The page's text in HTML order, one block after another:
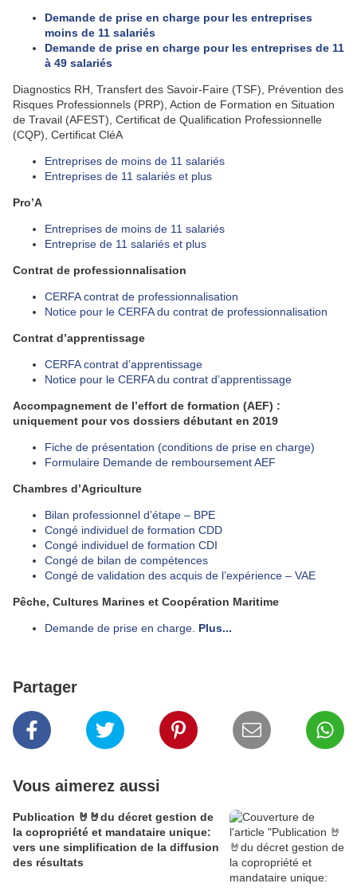
Demande de prise en charge pour les entreprises
moins de 11 salariés
Demande de prise en charge pour les entreprises de 11
à 49 salariés
Diagnostics RH, Transfert des Savoir-Faire (TSF), Prévention des
Risques Professionnels (PRP), Action de Formation en Situation
de Travail (AFEST), Certificat de Qualification Professionnelle
(CQP), Certificat CléA
Entreprises de moins de 11 salariés
Entreprises de 11 salariés et plus
Pro’A
Entreprises de moins de 11 salariés
Entreprise de 11 salariés et plus
Contrat de professionnalisation
CERFA contrat de professionnalisation
Notice pour le CERFA du contrat de professionnalisation
Contrat d’apprentissage
CERFA contrat d’apprentissage
Notice pour le CERFA du contrat d’apprentissage
Accompagnement de l’effort de formation (AEF) :
uniquement pour vos dossiers débutant en 2019
Fiche de présentation (conditions de prise en charge)
Formulaire Demande de remboursement AEF
Chambres d’Agriculture
Bilan professionnel d’étape – BPE
Congé individuel de formation CDD
Congé individuel de formation CDI
Congé de bilan de compétences
Congé de validation des acquis de l’expérience – VAE
Pêche, Cultures Marines et Coopération Maritime
Demande de prise en charge Plus...
Partager
Vous aimerez aussi
Publication 🤘🤘du décret gestion de
la copropriété et mandataire unique:
vers une simplification de la diffusion
des résultats